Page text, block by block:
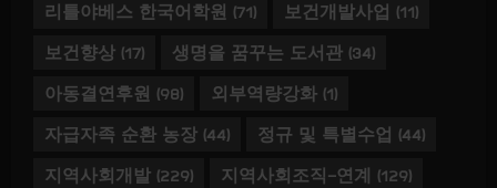
리틀야베스 한국어학원 (71) 보건개발사업 (11)
보건향상 (17) 생명을 꿈꾸는 도서관 (34)
아동결연후원 (98) 외부역량강화 (1)
자급자족 순환 농장 (44) 정규 및 특별수업 (44)
지역사회개발 (229) 지역사회조직-연계 (129)